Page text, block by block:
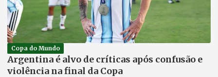
Copa do Mundo
Argentina é alvo de críticas após confusão e
violência na final da Copa